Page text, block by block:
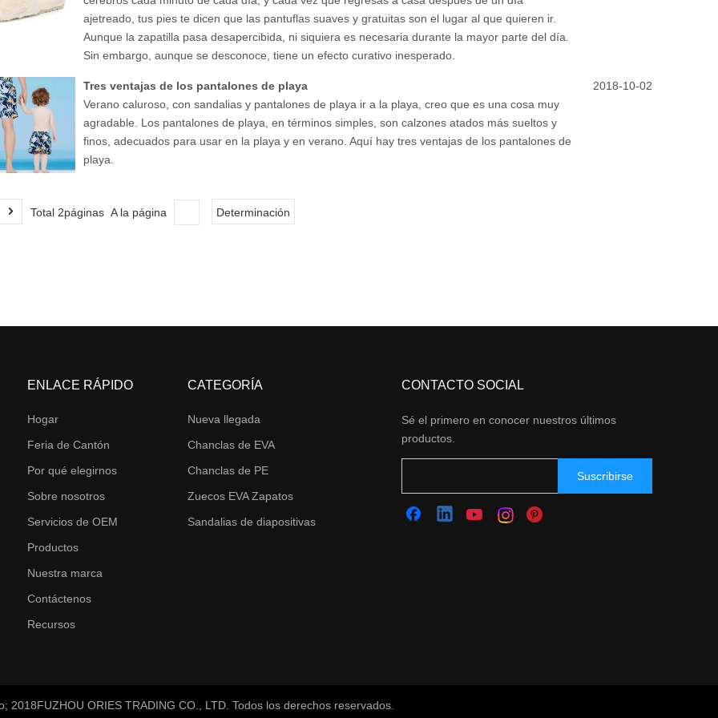
ajetreado, tus pies te dicen que las pantuflas suaves y gratuitas son el lugar al que quieren ir.
Aunque la zapatilla pasa desapercibida, ni siquiera es necesaria durante la mayor parte del día.
Sin embargo, aunque se desconoce, tiene un efecto curativo inesperado.
Tres ventajas de los pantalones de playa
Verano caluroso, con sandalias y pantalones de playa ir a la playa, creo que es una cosa muy
agradable. Los pantalones de playa, en términos simples, son calzones atados más sueltos y
finos, adecuados para usar en la playa y en verano. Aquí hay tres ventajas de los pantalones de
playa.
2018-10-02
Total 2páginas A la página Determinación
ENLACE RÁPIDO
Hogar
Feria de Cantón
Por qué elegirnos
Sobre nosotros
Servicios de OEM
Productos
Nuestra marca
Contáctenos
Recursos
CATEGORÍA
Nueva llegada
Chanclas de EVA
Chanclas de PE
Zuecos EVA Zapatos
Sandalias de diapositivas
CONTACTO SOCIAL
Sé el primero en conocer nuestros últimos
productos.
Suscribirse
2018FUZHOU ORIES TRADING CO., LTD. Todos los derechos reservados.